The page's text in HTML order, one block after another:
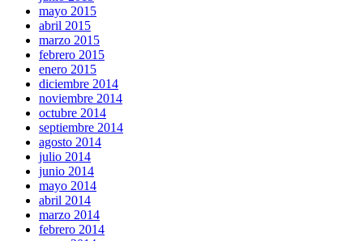
mayo 2015
abril 2015
marzo 2015
febrero 2015
enero 2015
diciembre 2014
noviembre 2014
octubre 2014
septiembre 2014
agosto 2014
julio 2014
junio 2014
mayo 2014
abril 2014
marzo 2014
febrero 2014